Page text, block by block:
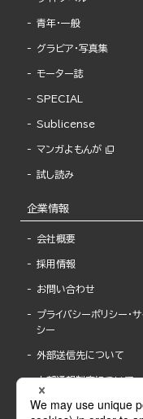
青年・一般
グラビア・写真集
モーター誌
SPECIAL
Sublicense
マンガよもんが
試し読み
企業情報
会社概要
採用情報
お問い合わせ
プライバシーポリシー・サ
シー
外部送信先について
内部通報制度について